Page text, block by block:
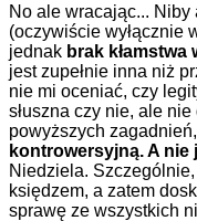
No ale wracając... Niby
(oczywiście wyłącznie
jednak brak
jest zupełnie inna niż
nie mi oceniać, czy
słuszna czy nie, ale
powyższych
kontrowersyjną. A nie
Niedziela.
księdzem, a zatem
sprawę ze wszystkich